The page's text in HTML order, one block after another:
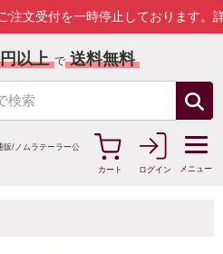
を一時停止しております。詳しく
以上 で 送料無料
販/ ノムラテーラー公
カート
ログイン メニュー